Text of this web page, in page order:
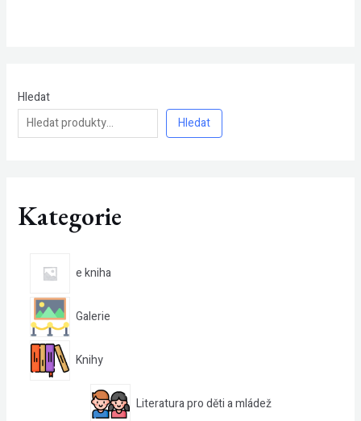
Hledat
Hledat
Kategorie
e kniha
Galerie
Knihy
Literatura pro děti a mládež